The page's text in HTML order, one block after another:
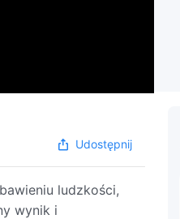
Udostępnij
ludzkości,
wynik i